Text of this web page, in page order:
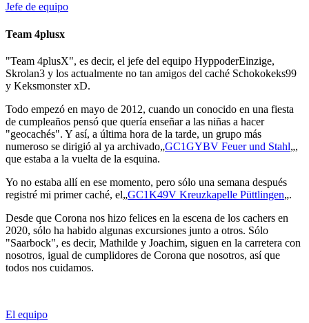
Jefe de equipo
Team 4plusx
"Team 4plusX", es decir, el jefe del equipo HyppoderEinzige,
Skrolan3 y los actualmente no tan amigos del caché Schokokeks99
y Keksmonster xD.
Todo empezó en mayo de 2012, cuando un conocido en una fiesta
de cumpleaños pensó que quería enseñar a las niñas a hacer
"geocachés". Y así, a última hora de la tarde, un grupo más
numeroso se dirigió al ya archivado„GC1GYBV Feuer und Stahl„,
que estaba a la vuelta de la esquina.
Yo no estaba allí en ese momento, pero sólo una semana después
registré mi primer caché, el„GC1K49V Kreuzkapelle Püttlingen„.
Desde que Corona nos hizo felices en la escena de los cachers en
2020, sólo ha habido algunas excursiones junto a otros. Sólo
"Saarbock", es decir, Mathilde y Joachim, siguen en la carretera con
nosotros, igual de cumplidores de Corona que nosotros, así que
todos nos cuidamos.
El equipo